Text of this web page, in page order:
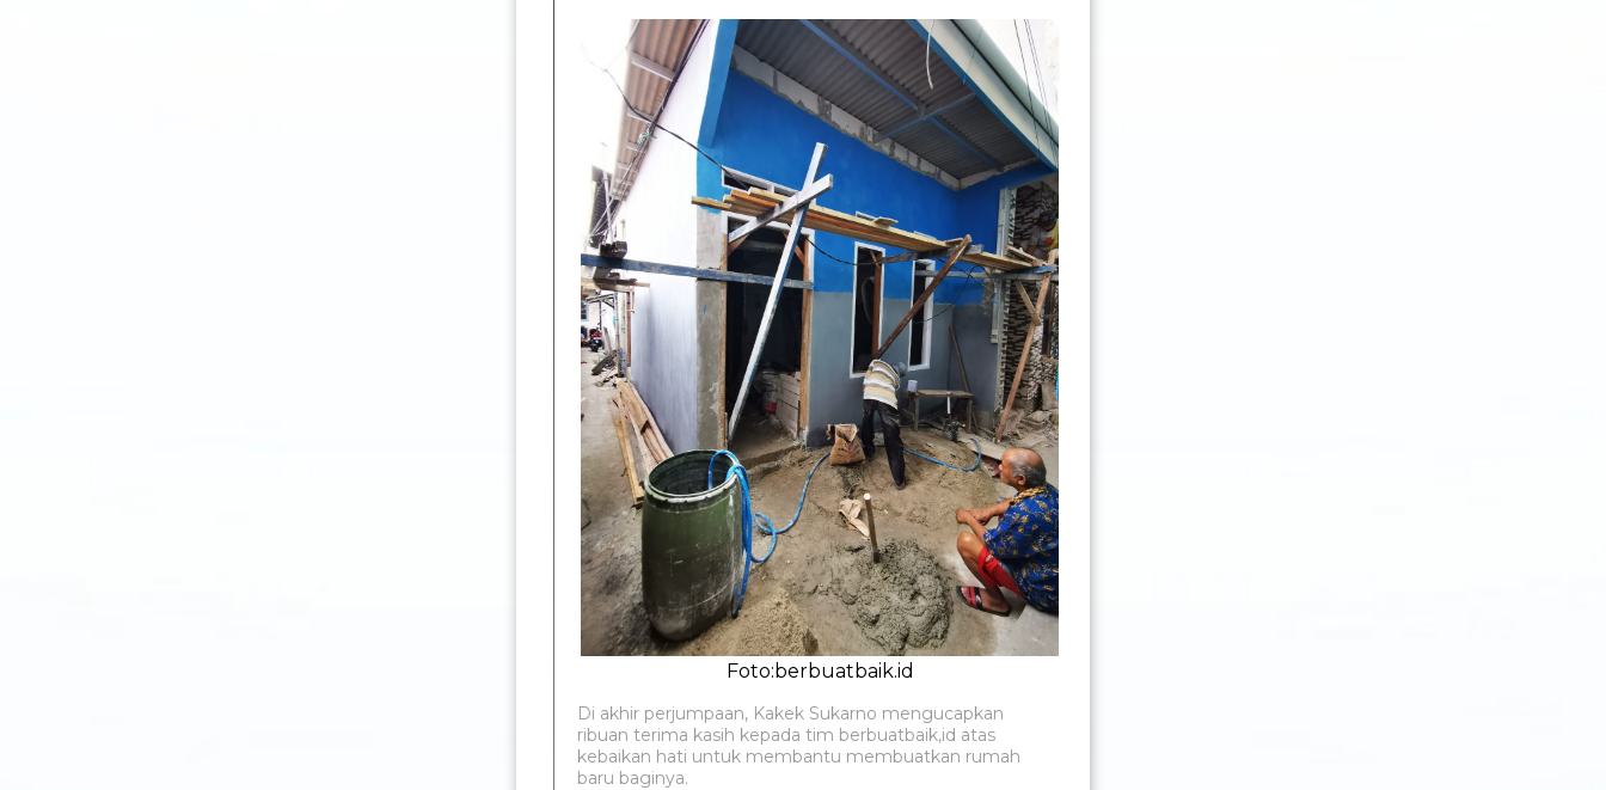
Foto:berbuatbaik.id
Di akhir perjumpaan, Kakek Sukarno mengucapkan
ribuan terima kasih kepada tim berbuatbaik,id atas
kebaikan hati untuk membantu membuatkan rumah
baru baginya.